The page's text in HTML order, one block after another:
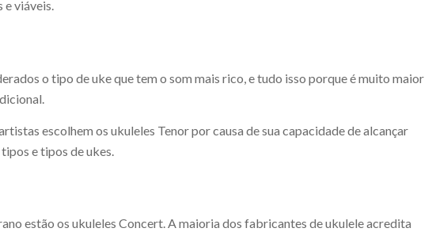
e viáveis.
o tipo de uke que tem o som mais rico, e tudo isso porque é muito maior
escolhem os ukuleles Tenor por causa de sua capacidade de alcançar
e tipos de ukes.
estão os ukuleles Concert. A maioria dos fabricantes de ukulele acredita